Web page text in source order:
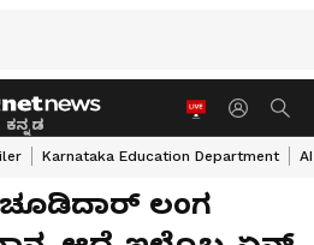
ಕನ್ನಡ
Karnataka Education Department
ಲಂಗ